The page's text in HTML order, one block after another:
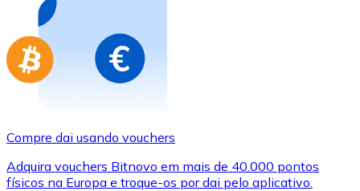
Compre cartões-presente das suas marcas favoritas
Ir para a loja de cartões-presente
Compre dai usando vouchers
Adquira vouchers Bitnovo em mais de 40.000 pontos
físicos na Europa e troque-os por dai pelo aplicativo.